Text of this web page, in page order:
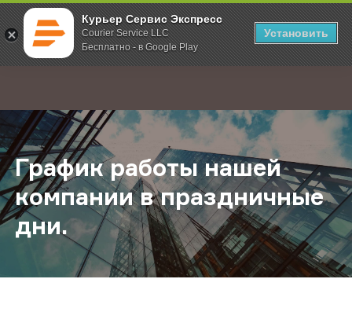
Курьер Сервис Экспресс
Courier Service LLC
Бесплатно - в Google Play
Установить
; Главная О компании Новости График работы нашей компании в
График работы нашей
компании в праздничные
дни.